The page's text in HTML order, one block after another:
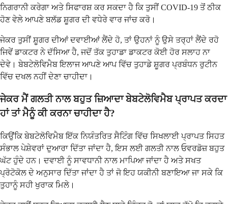
ਨਿਗਰਾਨੀ ਕਰੇਗਾ ਅਤੇ ਸਿਫਾਰਸ਼ ਕਰ ਸਕਦਾ ਹੈ ਕਿ ਤੁਸੀਂ COVID-19 ਤੋਂ ਠੀਕ
ਹੋਣ ਵੇਲੇ ਆਪਣੇ ਬਲੱਡ ਸ਼ੂਗਰ ਦੀ ਵਧੇਰੇ ਵਾਰ ਜਾਂਚ ਕਰੋ।
ਜੇਕਰ ਤੁਸੀਂ ਸ਼ੂਗਰ ਦੀਆਂ ਦਵਾਈਆਂ ਲੈਂਦੇ ਹੋ, ਤਾਂ ਉਹਨਾਂ ਨੂੰ ਉਸੇ ਤਰ੍ਹਾਂ ਲੈਂਦੇ ਰਹੋ
ਜਿਵੇਂ ਡਾਕਟਰ ਨੇ ਦੱਸਿਆ ਹੈ, ਜਦੋਂ ਤੱਕ ਤੁਹਾਡਾ ਡਾਕਟਰ ਕੋਈ ਹੋਰ ਸਲਾਹ ਨਾ
ਦੇਵੇ। ਬੇਬਟੇਲੋਵਿਮੈਬ ਇਲਾਜ ਆਪਣੇ ਆਪ ਵਿੱਚ ਤੁਹਾਡੇ ਸ਼ੂਗਰ ਪ੍ਰਬੰਧਨ ਰੁਟੀਨ
ਵਿੱਚ ਦਖਲ ਨਹੀਂ ਦੇਣਾ ਚਾਹੀਦਾ।
ਜੇਕਰ ਮੈਂ ਗਲਤੀ ਨਾਲ ਬਹੁਤ ਜ਼ਿਆਦਾ ਬੇਬਟੇਲੋਵਿਮੈਬ ਪ੍ਰਾਪਤ ਕਰਦਾ
ਹਾਂ ਤਾਂ ਮੈਨੂੰ ਕੀ ਕਰਨਾ ਚਾਹੀਦਾ ਹੈ?
ਕਿਉਂਕਿ ਬੇਬਟੇਲੋਵਿਮੈਬ ਇੱਕ ਨਿਯੰਤਰਿਤ ਸੈਟਿੰਗ ਵਿੱਚ ਸਿਖਲਾਈ ਪ੍ਰਾਪਤ ਸਿਹਤ
ਸੰਭਾਲ ਪੇਸ਼ੇਵਰਾਂ ਦੁਆਰਾ ਦਿੱਤਾ ਜਾਂਦਾ ਹੈ, ਇਸ ਲਈ ਗਲਤੀ ਨਾਲ ਓਵਰਡੋਜ਼ ਬਹੁਤ
ਘੱਟ ਹੁੰਦੇ ਹਨ। ਦਵਾਈ ਨੂੰ ਸਾਵਧਾਨੀ ਨਾਲ ਮਾਪਿਆ ਜਾਂਦਾ ਹੈ ਅਤੇ ਸਖਤ
ਪ੍ਰੋਟੋਕੋਲ ਦੇ ਅਨੁਸਾਰ ਦਿੱਤਾ ਜਾਂਦਾ ਹੈ ਤਾਂ ਜੋ ਇਹ ਯਕੀਨੀ ਬਣਾਇਆ ਜਾ ਸਕੇ ਕਿ
ਤੁਹਾਨੂੰ ਸਹੀ ਖੁਰਾਕ ਮਿਲੇ।